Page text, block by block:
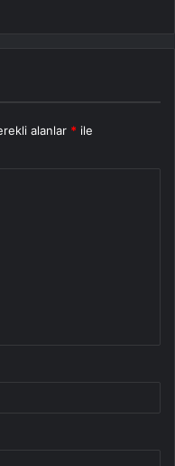
alanlar * ile